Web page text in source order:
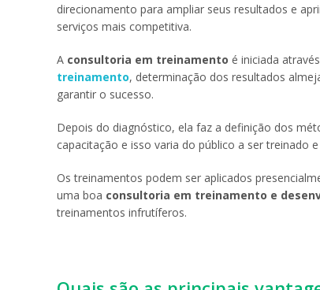
direcionamento para ampliar seus resultados e
serviços mais competitiva.
A consultoria em treinamento é iniciada
treinamento, determinação dos resultados
garantir o sucesso.
Depois do diagnóstico, ela faz a definição dos
capacitação e isso varia do público a ser treinado
Os treinamentos podem ser aplicados
uma boa consultoria em treinamento e
treinamentos infrutíferos.